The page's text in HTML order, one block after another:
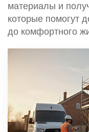
материалы и
которые помогут
до комфортного